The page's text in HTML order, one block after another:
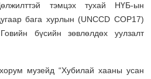
тэмцэх тухай НҮБ-ын
бага хурлын (UNCCD COP17)
бүсийн зөвлөлдөх уулзалт
музейд “Хубилай хааны усан